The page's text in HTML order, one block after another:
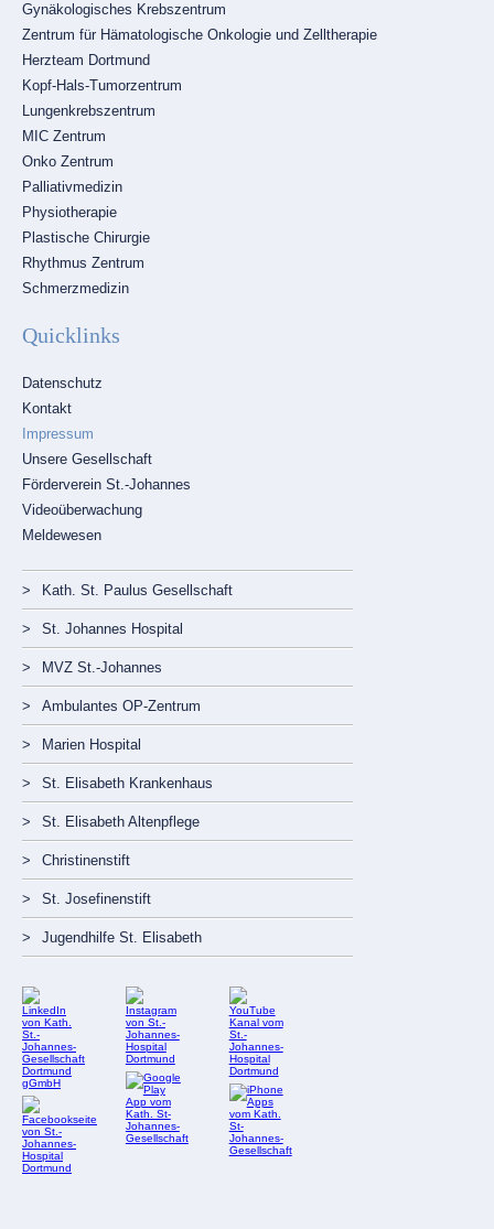
Gynäkologisches Krebszentrum
Zentrum für Hämatologische Onkologie und Zelltherapie
Herzteam Dortmund
Kopf-Hals-Tumorzentrum
Lungenkrebszentrum
MIC Zentrum
Onko Zentrum
Palliativmedizin
Physiotherapie
Plastische Chirurgie
Rhythmus Zentrum
Schmerzmedizin
Quicklinks
Navigation
überspringen
Datenschutz
Kontakt
Impressum
Unsere Gesellschaft
Förderverein St.-Johannes
Videoüberwachung
Meldewesen
Navigation
überspringen
Kath. St. Paulus Gesellschaft
St. Johannes Hospital
MVZ St.-Johannes
Ambulantes OP-Zentrum
Marien Hospital
St. Elisabeth Krankenhaus
St. Elisabeth Altenpflege
Christinenstift
St. Josefinenstift
Jugendhilfe St. Elisabeth